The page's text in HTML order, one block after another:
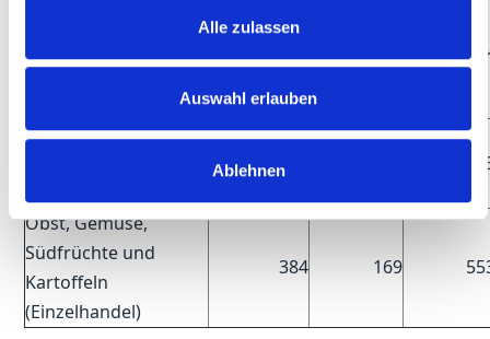
Alle zulassen
Auswahl erlauben
Ablehnen
Fettwaren und Eiern
721 0
Nahrungs- und
1.395
Obst, Gemüse,
Südfrüchte und
Kartoffeln
(Einzelhandel)
384 169